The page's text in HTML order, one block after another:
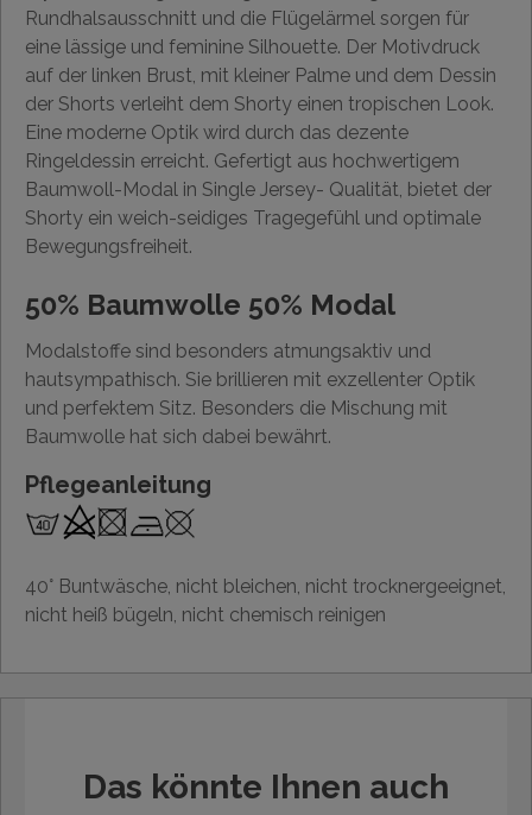
Rundhalsausschnitt und die Flügelärmel sorgen für
eine lässige und feminine Silhouette. Der Motivdruck
auf der linken Brust, mit kleiner Palme und dem Dessin
der Shorts verleiht dem Shorty einen tropischen Look.
Eine moderne Optik wird durch das dezente
Ringeldessin erreicht. Gefertigt aus hochwertigem
Baumwoll-Modal in Single Jersey- Qualität, bietet der
Shorty ein weich-seidiges Tragegefühl und optimale
Bewegungsfreiheit.
50% Baumwolle 50% Modal
Modalstoffe sind besonders atmungsaktiv und
hautsympathisch. Sie brillieren mit exzellenter Optik
und perfektem Sitz. Besonders die Mischung mit
Baumwolle hat sich dabei bewährt.
Pflegeanleitung
40° Buntwäsche, nicht bleichen, nicht trocknergeeignet,
nicht heiß bügeln, nicht chemisch reinigen
Das könnte Ihnen auch